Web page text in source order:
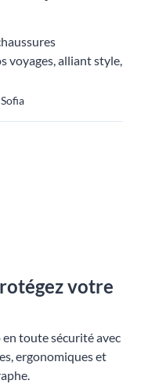
voyages, alliant style,
votre
toute sécurité avec
ergonomiques et